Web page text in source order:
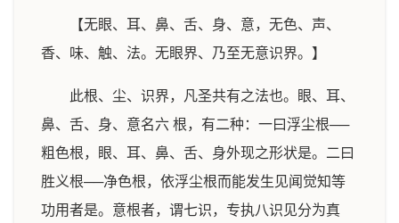
【无眼、耳、鼻、舌、身、意，无色、声、
香、味、触、法。无眼界、乃至无意识界。】
此根、尘、识界，凡圣共有之法也。眼、耳、
鼻、舌、身、意名六 根，有二种：一曰浮尘根──
粗色根，眼、耳、鼻、舌、身外现之形状是。二曰
胜义根──净色根，依浮尘根而能发生见闻觉知等
功用者是。意根者，谓七识，专执八识见分为真